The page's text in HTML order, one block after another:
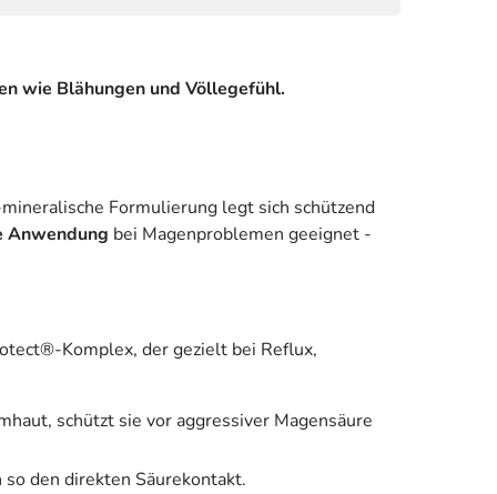
wie Blähungen und Völlegefühl.
Formulierung legt sich schützend
Anwendung bei Magenproblemen geeignet -
Komplex, der gezielt bei Reflux,
schützt sie vor aggressiver Magensäure
den direkten Säurekontakt.